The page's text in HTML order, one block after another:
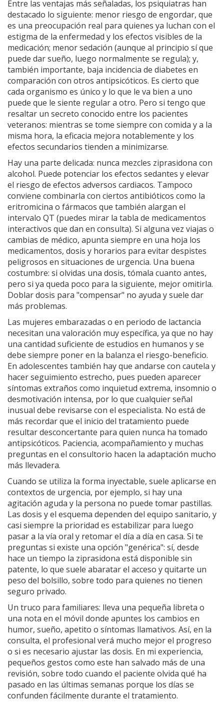
Entre las ventajas más señaladas, los psiquiatras han
destacado lo siguiente: menor riesgo de engordar, que
es una preocupación real para quienes ya luchan con el
estigma de la enfermedad y los efectos visibles de la
medicación; menor sedación (aunque al principio sí que
puede dar sueño, luego normalmente se regula); y,
también importante, baja incidencia de diabetes en
comparación con otros antipsicóticos. Es cierto que
cada organismo es único y lo que le va bien a uno
puede que le siente regular a otro. Pero si tengo que
resaltar un secreto conocido entre los pacientes
veteranos: mientras se tome siempre con comida y a la
misma hora, la eficacia mejora notablemente y los
efectos secundarios tienden a minimizarse.
Hay una parte delicada: nunca mezcles ziprasidona con
alcohol. Puede potenciar los efectos sedantes y elevar
el riesgo de efectos adversos cardiacos. Tampoco
conviene combinarla con ciertos antibióticos como la
eritromicina o fármacos que también alargan el
intervalo QT (puedes mirar la tabla de medicamentos
interactivos que dan en consulta). Si alguna vez viajas o
cambias de médico, apunta siempre en una hoja los
medicamentos, dosis y horarios para evitar despistes
peligrosos en situaciones de urgencia. Una buena
costumbre: si olvidas una dosis, tómala cuanto antes,
pero si ya queda poco para la siguiente, mejor omitirla.
Doblar dosis para "compensar" no ayuda y suele dar
más problemas.
Las mujeres embarazadas o en periodo de lactancia
necesitan una valoración muy específica, ya que no hay
una cantidad suficiente de estudios en humanos y se
debe siempre poner en la balanza el riesgo-beneficio.
En adolescentes también hay que andarse con cautela y
hacer seguimiento estrecho, pues pueden aparecer
síntomas extraños como inquietud extrema, insomnio o
desmotivación intensa, por lo que cualquier señal
inusual debe revisarse con el especialista. No está de
más recordar que el inicio del tratamiento puede
resultar desconcertante para quien nunca ha tomado
antipsicóticos. Paciencia, acompañamiento y muchas
preguntas en el consultorio hacen la adaptación mucho
más llevadera.
Cuando se utiliza la forma inyectable, suele aplicarse en
contextos de urgencia, por ejemplo, si hay una
agitación aguda y la persona no puede tomar pastillas.
Las dosis y el esquema dependen del equipo sanitario, y
casi siempre la prioridad es estabilizar para luego
pasar a la vía oral y retomar el día a día en casa. Si te
preguntas si existe una opción "genérica": sí, desde
hace un tiempo la ziprasidona está disponible sin
patente, lo que suele abaratar el acceso y quitarte un
peso del bolsillo, sobre todo para quienes no tienen
seguro privado.
Un truco para familiares: lleva una pequeña libreta o
una nota en el móvil donde apuntes los cambios en
humor, sueño, apetito o síntomas llamativos. Así, en la
consulta, el profesional verá mucho mejor el progreso
o si es necesario ajustar las dosis. En mi experiencia,
pequeños gestos como este han salvado más de una
revisión, sobre todo cuando el paciente olvida qué ha
pasado en las últimas semanas porque los días se
confunden fácilmente durante el tratamiento.